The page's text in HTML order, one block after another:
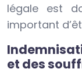
légale est
important
et des